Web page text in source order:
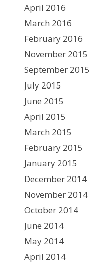
April 2016
March 2016
February 2016
November 2015
September 2015
July 2015
June 2015
April 2015
March 2015
February 2015
January 2015
December 2014
November 2014
October 2014
June 2014
May 2014
April 2014